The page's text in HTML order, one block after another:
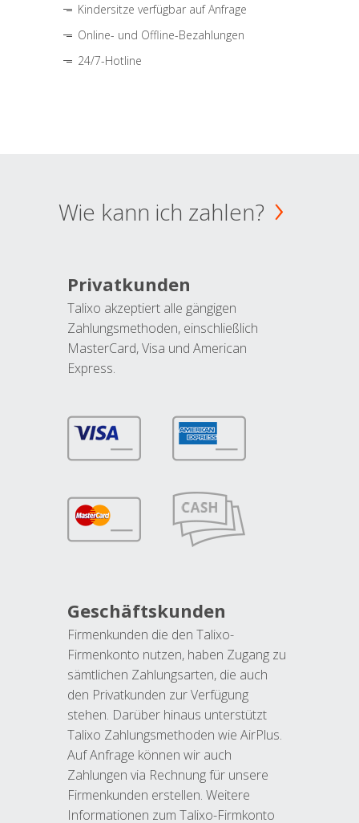
Kindersitze verfügbar auf Anfrage
Online- und Offline-Bezahlungen
24/7-Hotline
Wie kann ich zahlen?
Privatkunden
Talixo akzeptiert alle gängigen
Zahlungsmethoden, einschließlich
MasterCard, Visa und American
Express.
Geschäftskunden
Firmenkunden die den Talixo-
Firmenkonto nutzen, haben Zugang zu
sämtlichen Zahlungsarten, die auch
den Privatkunden zur Verfügung
stehen. Darüber hinaus unterstützt
Talixo Zahlungsmethoden wie AirPlus.
Auf Anfrage können wir auch
Zahlungen via Rechnung für unsere
Firmenkunden erstellen. Weitere
Informationen zum Talixo-Firmkonto